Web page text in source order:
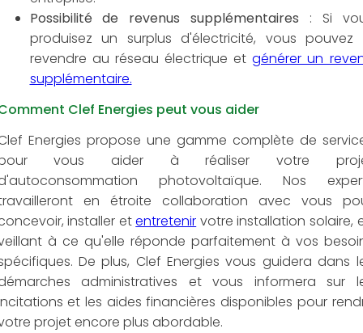
Possibilité de revenus supplémentaires : Si
produisez un surplus d'électricité, vous pouvez
revendre au réseau électrique etgénérer un
supplémentaire.
Clef Energies peut vous aider
Energies propose une gamme complète de
vous aider à réaliser votre
photovoltaïque. Nos
en étroite collaboration avec vous
installer etentretenir votre installation solaire,
à ce qu'elle réponde parfaitement à vos
De plus, Clef Energies vous guidera dans
administratives et vous informera sur
et les aides financières disponibles pour
projet encore plus abordable.